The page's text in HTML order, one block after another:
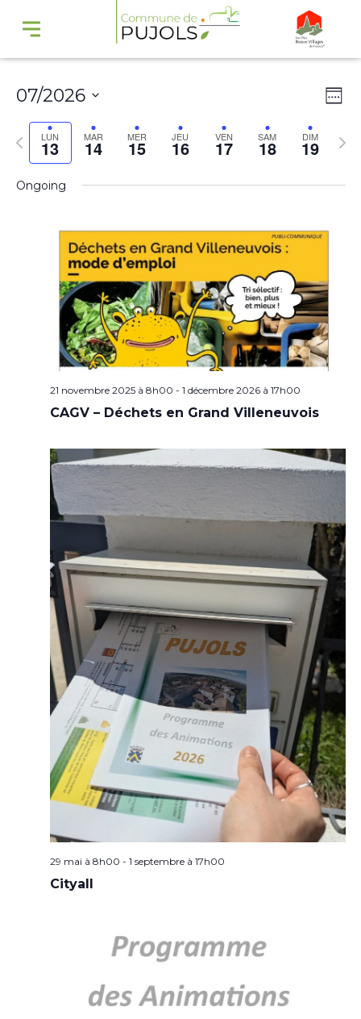
07/2026
Select
date.
LUN
13 MAR
14 MER
15 JEU
16 VEN
17 SAM
18 DIM
19
Previous
Ongoing
21 novembre 2025 à 8h00 - 1 décembre 2026 à 17h00
CAGV – Déchets en Grand Villeneuvois
29 mai à 8h00 - 1 septembre à 17h00
Cityall